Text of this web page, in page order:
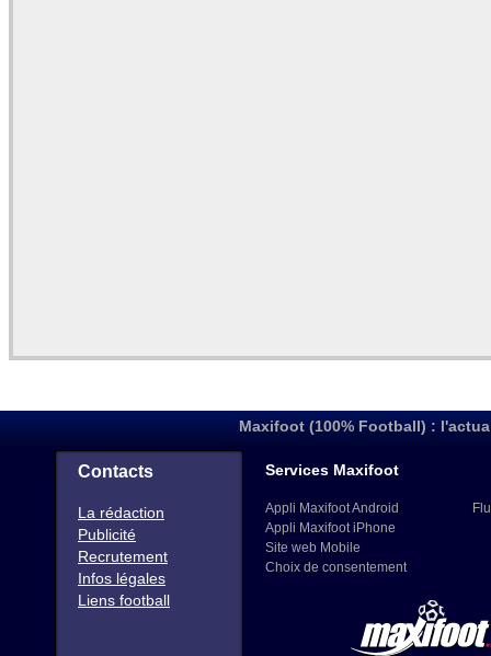
Maxifoot (100% Football) :
Contacts
La rédaction
Publicité
Recrutement
Infos légales
Liens football
Services Maxifoot
Appli Maxifoot Android
Appli Maxifoot iPhone
Site web Mobile
Choix de consentement